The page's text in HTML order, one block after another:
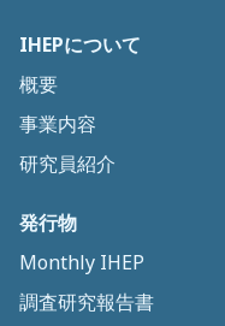
IHEPについて
概要
事業内容
研究員紹介
発行物
Monthly IHEP
調査研究報告書